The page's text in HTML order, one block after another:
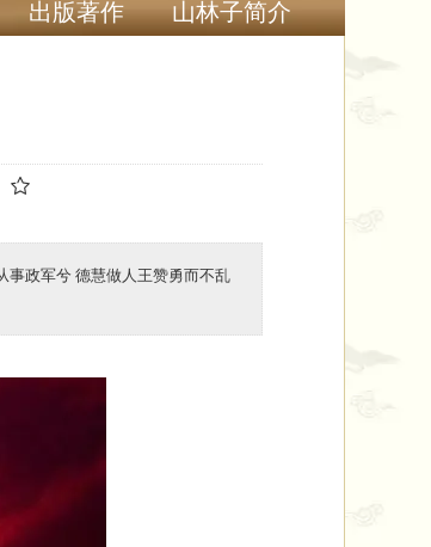
出版著作 山林子简介
事政军兮 德慧做人王赞勇而不乱